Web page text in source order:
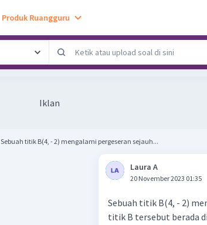
Produk Ruangguru
Iklan
Sebuah titik B(4, - 2) mengalami pergeseran sejauh...
Laura A
20 November 2023 01:35
Sebuah titik B(4, - 2)
titik B tersebut berada